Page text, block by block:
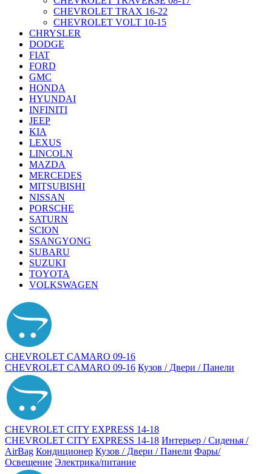
CHEVROLET TRAX 16-22
CHEVROLET VOLT 10-15
CHRYSLER
DODGE
FIAT
FORD
GMC
HONDA
HYUNDAI
INFINITI
JEEP
KIA
LEXUS
LINCOLN
MAZDA
MERCEDES
MITSUBISHI
NISSAN
PORSCHE
SATURN
SCION
SSANGYONG
SUBARU
SUZUKI
TOYOTA
VOLKSWAGEN
CHEVROLET CAMARO 09-16
CHEVROLET CAMARO 09-16 Кузов / Двери / Панели
CHEVROLET CITY EXPRESS 14-18
CHEVROLET CITY EXPRESS 14-18 Интерьер / Сиденья /
AirBag Кондиционер Кузов / Двери / Панели Фары/
Освещение Электрика/питание